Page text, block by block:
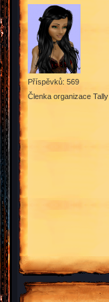
Příspěvků: 569
Členka organizace Tally